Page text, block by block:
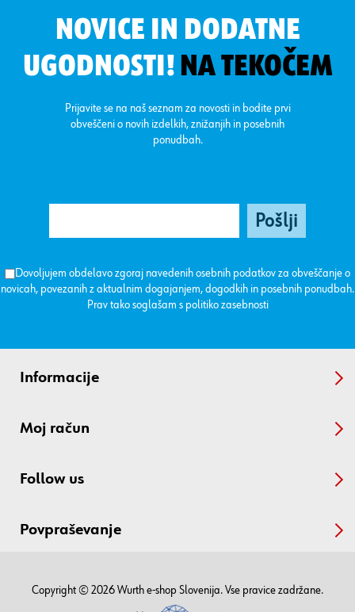
NOVICE IN DODATNE
UGODNOSTI! NA TEKOČEM
Prijavite se na naš seznam za novosti in bodite prvi
obveščeni o novih izdelkih, znižanjih in posebnih
ponudbah.
Dovoljujem obdelavo zgoraj navedenih osebnih podatkov za obveščanje o
novicah, povezanih z aktualnim dogajanjem, dogodkih in posebnih ponudbah.
Prav tako soglašam s politiko zasebnosti
Informacije
Moj račun
Follow us
Povpraševanje
Copyright © 2026 Wurth e-shop Slovenija. Vse pravice zadržane.